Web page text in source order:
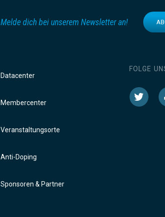
Melde dich bei unserem Newsletter an!
Datacenter
Membercenter
Veranstaltungsorte
Anti-Doping
Sponsoren & Partner
FOLGE